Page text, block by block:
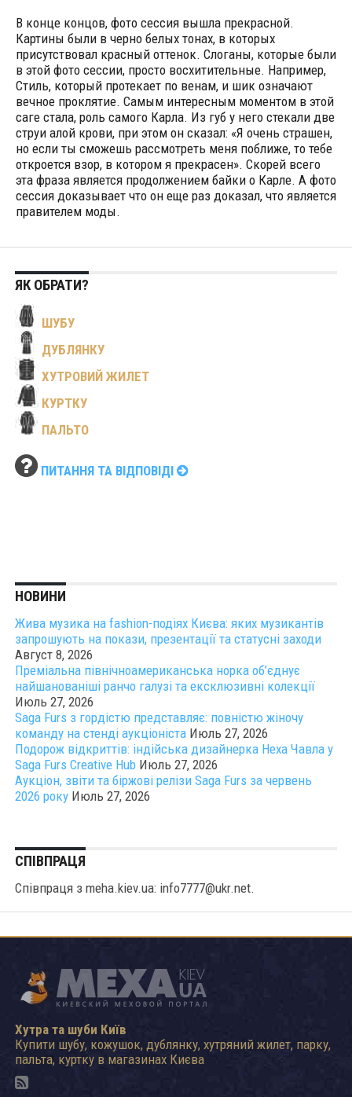
В конце концов, фото сессия вышла прекрасной.
Картины были в черно белых тонах, в которых
присутствовал красный оттенок. Слоганы, которые были
в этой фото сессии, просто восхитительные. Например,
Стиль, который протекает по венам, и шик означают
вечное проклятие. Самым интересным моментом в этой
саге стала, роль самого Карла. Из губ у него стекали две
струи алой крови, при этом он сказал: «Я очень страшен,
но если ты сможешь рассмотреть меня поближе, то тебе
откроется взор, в котором я прекрасен». Скорей всего
эта фраза является продолжением байки о Карле. А фото
сессия доказывает что он еще раз доказал, что является
правителем моды.
ЯК ОБРАТИ?
ШУБУ
ДУБЛЯНКУ
ХУТРОВИЙ ЖИЛЕТ
КУРТКУ
ПАЛЬТО
ПИТАННЯ ТА ВІДПОВІДІ
НОВИНИ
Жива музика на fashion-подіях Києва: яких музикантів
запрошують на покази, презентації та статусні заходи
Август 8, 2026
Преміальна північноамериканська норка об’єднує
найшанованіші ранчо галузі та ексклюзивні колекції
Июль 27, 2026
Saga Furs з гордістю представляє: повністю жіночу
команду на стенді аукціоніста Июль 27, 2026
Подорож відкриттів: індійська дизайнерка Неха Чавла у
Saga Furs Creative Hub Июль 27, 2026
Аукціон, звіти та біржові релізи Saga Furs за червень
2026 року Июль 27, 2026
СПІВПРАЦЯ
Співпраця з meha.kiev.ua: info7777@ukr.net.
Хутра та шуби Київ
Купити шубу, кожушок, дублянку, хутряний жилет, парку,
пальта, куртку в магазинах Києва